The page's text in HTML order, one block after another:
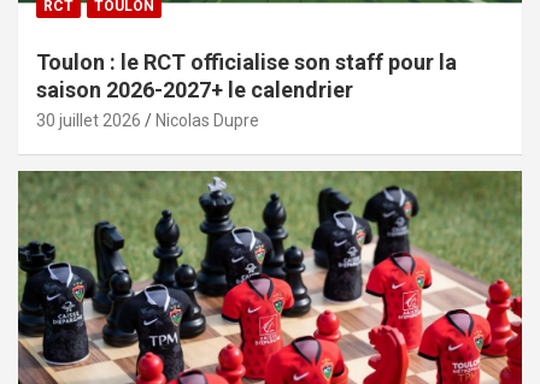
RCT TOULON
Toulon : le RCT officialise son staff pour la
saison 2026-2027+ le calendrier
30 juillet 2026 Nicolas Dupre